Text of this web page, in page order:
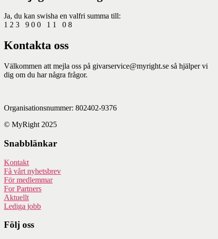
Ja, du kan swisha en valfri summa till:
1 2 3 9 0 0 1 1 0 8
Kontakta oss
Välkommen att mejla oss på givarservice@myright.se så hjälper vi
dig om du har några frågor.
Organisationsnummer: 802402-9376
© MyRight 2025
Snabblänkar
Kontakt
Få vårt nyhetsbrev
För medlemmar
For Partners
Aktuellt
Lediga jobb
Följ oss